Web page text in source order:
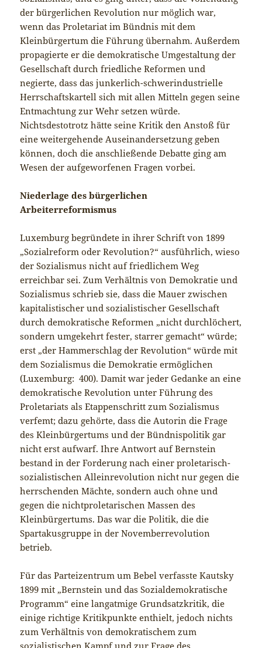
der bürgerlichen Revolution nur möglich war,
wenn das Proletariat im Bündnis mit dem
Kleinbürgertum die Führung übernahm. Außerdem
propagierte er die demokratische Umgestaltung der
Gesellschaft durch friedliche Reformen und
negierte, dass das junkerlich-schwerindustrielle
Herrschaftskartell sich mit allen Mitteln gegen seine
Entmachtung zur Wehr setzen würde.
Nichtsdestotrotz hätte seine Kritik den Anstoß für
eine weitergehende Auseinandersetzung geben
können, doch die anschließende Debatte ging am
Wesen der aufgeworfenen Fragen vorbei.
Niederlage des bürgerlichen
Arbeiterreformismus
Luxemburg begründete in ihrer Schrift von 1899
„Sozialreform oder Revolution?“ ausführlich, wieso
der Sozialismus nicht auf friedlichem Weg
erreichbar sei. Zum Verhältnis von Demokratie und
Sozialismus schrieb sie, dass die Mauer zwischen
kapitalistischer und sozialistischer Gesellschaft
durch demokratische Reformen „nicht durchlöchert,
sondern umgekehrt fester, starrer gemacht“ würde;
erst „der Hammerschlag der Revolution“ würde mit
dem Sozialismus die Demokratie ermöglichen
(Luxemburg: 400). Damit war jeder Gedanke an eine
demokratische Revolution unter Führung des
Proletariats als Etappenschritt zum Sozialismus
verfemt; dazu gehörte, dass die Autorin die Frage
des Kleinbürgertums und der Bündnispolitik gar
nicht erst aufwarf. Ihre Antwort auf Bernstein
bestand in der Forderung nach einer proletarisch-
sozialistischen Alleinrevolution nicht nur gegen die
herrschenden Mächte, sondern auch ohne und
gegen die nichtproletarischen Massen des
Kleinbürgertums. Das war die Politik, die die
Spartakusgruppe in der Novemberrevolution
betrieb.
Für das Parteizentrum um Bebel verfasste Kautsky
1899 mit „Bernstein und das Sozialdemokratische
Programm“ eine langatmige Grundsatzkritik, die
einige richtige Kritikpunkte enthielt, jedoch nichts
zum Verhältnis von demokratischem zum